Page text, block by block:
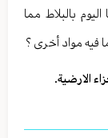
بالبلاط مما
فيه مواد أخرى ؟
الارضية.